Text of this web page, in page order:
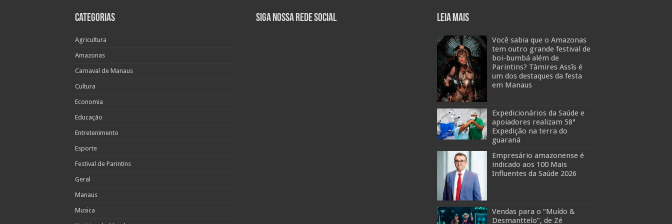
Categorias
Agricultura
Amazonas
Carnaval de Manaus
Cultura
Economia
Educação
Entretenimento
Esporte
Festival de Parintins
Geral
Manaus
Musica
Siga nossa rede social Leia mais
Você sabia que o Amazonas
tem outro grande festival de
boi-bumbá além de
Parintins? Tàmires Assîs é
um dos destaques da festa
em Manaus
Expedicionários da Saúde e
apoiadores realizam 58ª
Expedição na terra do
guaraná
Empresário amazonense é
indicado aos 100 Mais
Influentes da Saúde 2026
Vendas para o “Muído &
Desmanttelo”, de Zé